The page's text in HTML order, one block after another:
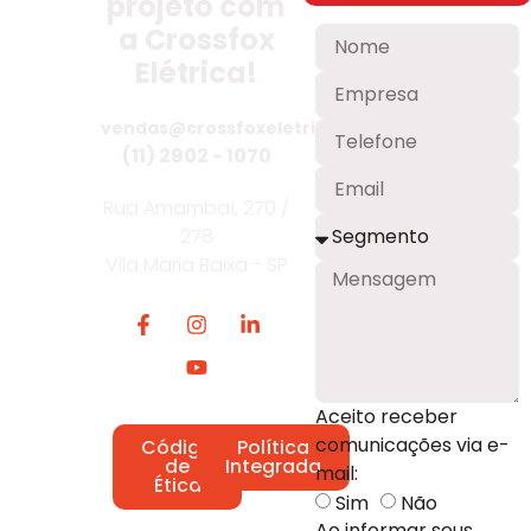
vendas@crossfoxeletrica.com.br
Código
de
Ética
Política
Integrada
Aceito receber
comunicações via e-
mail:
Sim
Não